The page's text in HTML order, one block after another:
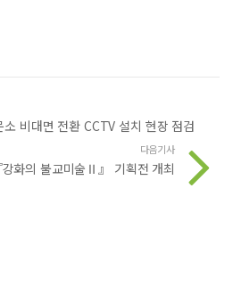
비대면 전환 CCTV 설치 현장 점검
다음기사
화의 불교미술Ⅱ』 기획전 개최